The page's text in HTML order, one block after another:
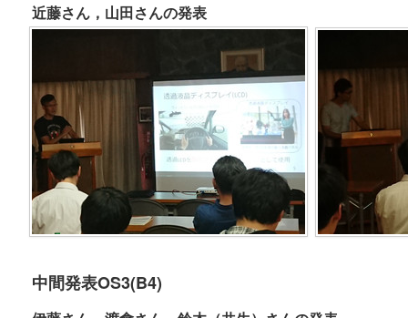
近藤さん，山田さんの発表
中間発表OS3(B4)